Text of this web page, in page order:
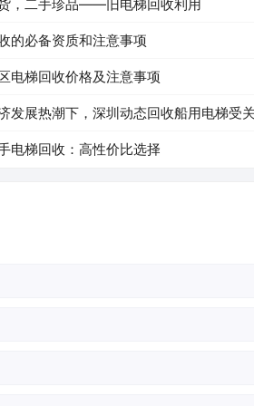
，二手珍品——旧电梯回收利用
的必备资质和注意事项
电梯回收价格及注意事项
发展热潮下，深圳动态回收船用电梯受
电梯回收：高性价比选择